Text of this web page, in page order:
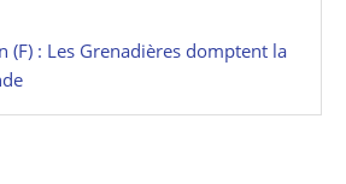
(F) : Les Grenadières domptent la